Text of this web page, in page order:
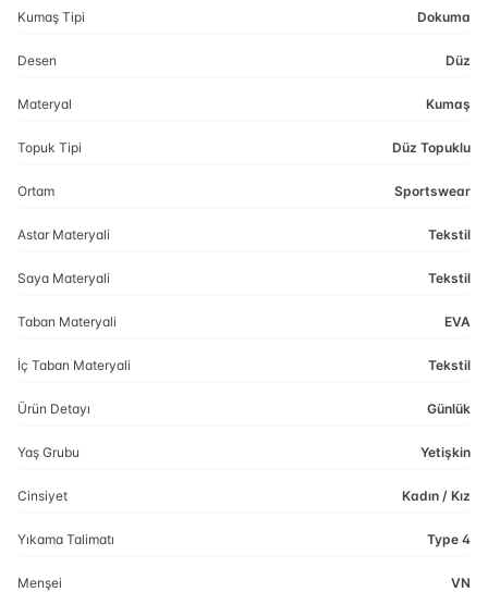
Kumaş Tipi Dokuma
Desen Düz
Materyal Kumaş
Topuk Tipi Düz Topuklu
Ortam Sportswear
Astar Materyali Tekstil
Saya Materyali Tekstil
Taban Materyali EVA
İç Taban Materyali Tekstil
Ürün Detayı Günlük
Yaş Grubu Yetişkin
Cinsiyet Kadın / Kız
Yıkama Talimatı Type 4
Menşei VN